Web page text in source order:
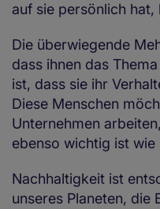
auf sie persönlich hat,
Die überwiegende
dass ihnen das
ist, dass sie ihr
Diese Menschen
Unternehmen
ebenso wichtig ist wie
Nachhaltigkeit ist
unseres Planeten, die